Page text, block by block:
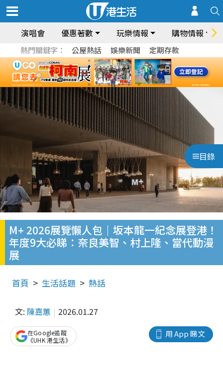
演唱會 優惠著數 玩樂情報 購物情報
熱門關鍵字： 公屋熱話 娛樂新聞 定期存款
目錄
M+ 2026展覽懶人包｜坂本龍一紀念展登港！
年度9大必睇：奈良美智、村上隆、當代動漫
展
首頁 生活話題 熱話
文: 陳嘉蕙 2026.01.27
用 App 睇文
在Google追蹤
《UHK 港生活》